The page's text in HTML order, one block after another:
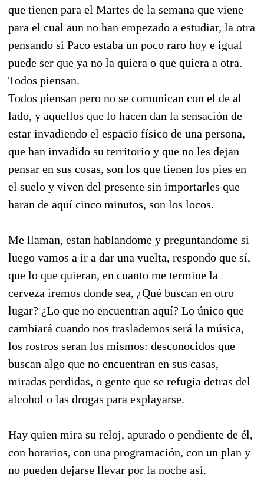
que tienen para el Martes de la semana que viene
para el cual aun no han empezado a estudiar, la otra
pensando si Paco estaba un poco raro hoy e igual
puede ser que ya no la quiera o que quiera a otra.
Todos piensan.
Todos piensan pero no se comunican con el de al
lado, y aquellos que lo hacen dan la sensación de
estar invadiendo el espacio físico de una persona,
que han invadido su territorio y que no les dejan
pensar en sus cosas, son los que tienen los pies en
el suelo y viven del presente sin importarles que
haran de aquí cinco minutos, son los locos.
Me llaman, estan hablandome y preguntandome si
luego vamos a ir a dar una vuelta, respondo que sí,
que lo que quieran, en cuanto me termine la
cerveza iremos donde sea, ¿Qué buscan en otro
lugar? ¿Lo que no encuentran aquí? Lo único que
cambiará cuando nos traslademos será la música,
los rostros seran los mismos: desconocidos que
buscan algo que no encuentran en sus casas,
miradas perdidas, o gente que se refugia detras del
alcohol o las drogas para explayarse.
Hay quien mira su reloj, apurado o pendiente de él,
con horarios, con una programación, con un plan y
no pueden dejarse llevar por la noche así.